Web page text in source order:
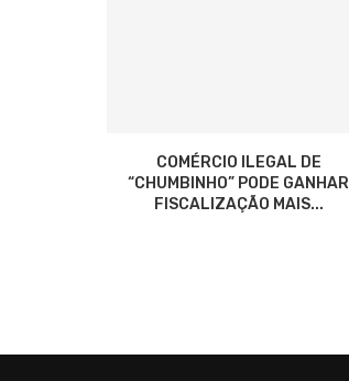
COMÉRCIO ILEGAL DE
“CHUMBINHO” PODE GANHAR
FISCALIZAÇÃO MAIS...